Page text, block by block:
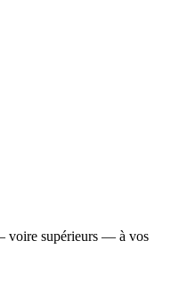
voire supérieurs — à vos